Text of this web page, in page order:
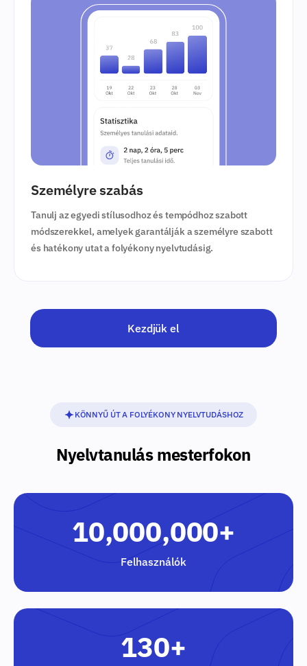
Személyre szabás
Tanulj az egyedi stílusodhoz és tempódhoz szabott
módszerekkel, amelyek garantálják a személyre szabott
és hatékony utat a folyékony nyelvtudásig.
Kezdjük el
KÖNNYŰ ÚT A FOLYÉKONY NYELVTUDÁSHOZ
Nyelvtanulás mesterfokon
10,000,000+
Felhasználók
130+